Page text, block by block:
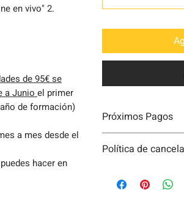
en vivo" 2.
de 95€ se
a Junio el primer
de formación)
a mes desde el
hacer en
Próximos Pagos
"PRESENCIAL
Si elegiste la
Política de
formalizada la